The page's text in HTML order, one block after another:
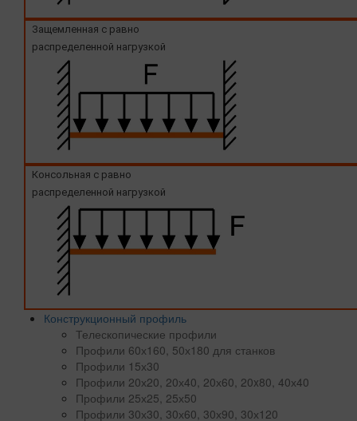
Защемленная с равно
распределенной нагрузкой
Консольная с равно
распределенной нагрузкой
Конструкционный профиль
Телескопические профили
Профили 60х160, 50х180 для станков
Профили 15х30
Профили 20х20, 20х40, 20х60, 20x80, 40х40
Профили 25х25, 25х50
Профили 30х30, 30х60, 30х90, 30х120